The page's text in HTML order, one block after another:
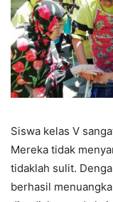
Siswa kelas V
Mereka tidak
tidaklah sulit.
berhasil